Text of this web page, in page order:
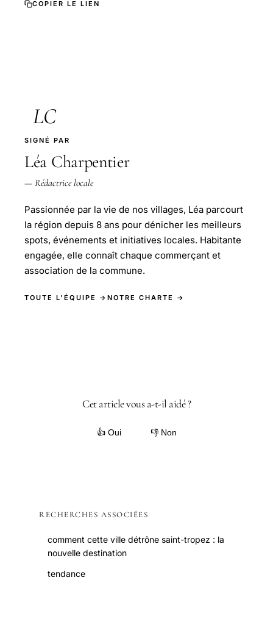
COPIER LE LIEN
LC
SIGNÉ PAR
Léa Charpentier
— Rédactrice locale
Passionnée par la vie de nos villages, Léa parcourt
la région depuis 8 ans pour dénicher les meilleurs
spots, événements et initiatives locales. Habitante
engagée, elle connaît chaque commerçant et
association de la commune.
TOUTE L'ÉQUIPE → NOTRE CHARTE →
Cet article vous a-t-il aidé ?
👍 Oui 👎 Non
RECHERCHES ASSOCIÉES
comment cette ville détrône saint-tropez : la
nouvelle destination
tendance